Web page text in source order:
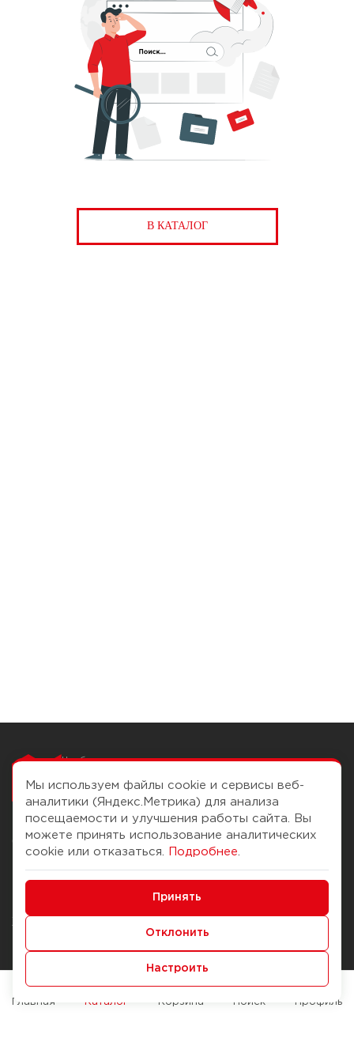
В КАТАЛОГ
Чтобы вам легко
О компании
История Компании
Журнал
Наши марки
Брендирование
Помощь
Доставка и оплата
Способы оплаты
Служба контроля качества
Мы используем файлы cookie и сервисы веб-
аналитики (Яндекс.Метрика) для анализа
посещаемости и улучшения работы сайта. Вы
можете принять использование аналитических
cookie или отказаться.
Подробнее
Принять
Отклонить
Настроить
Главная Каталог Корзина Поиск Профиль